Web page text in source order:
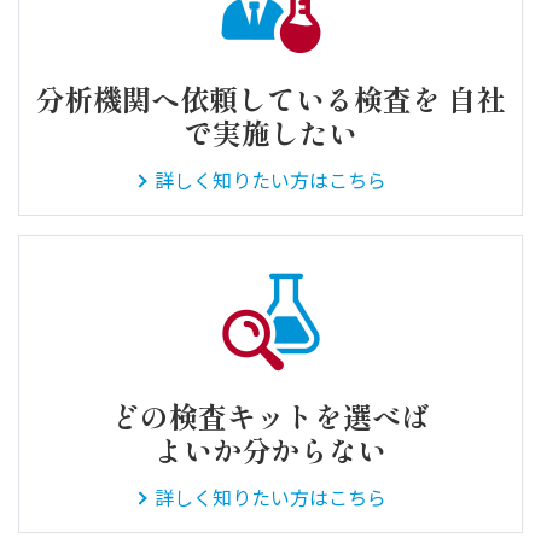
分析機関へ依頼している検査を 自社
で実施したい
詳しく知りたい方はこちら
どの検査キットを選べば
よいか分からない
詳しく知りたい方はこちら